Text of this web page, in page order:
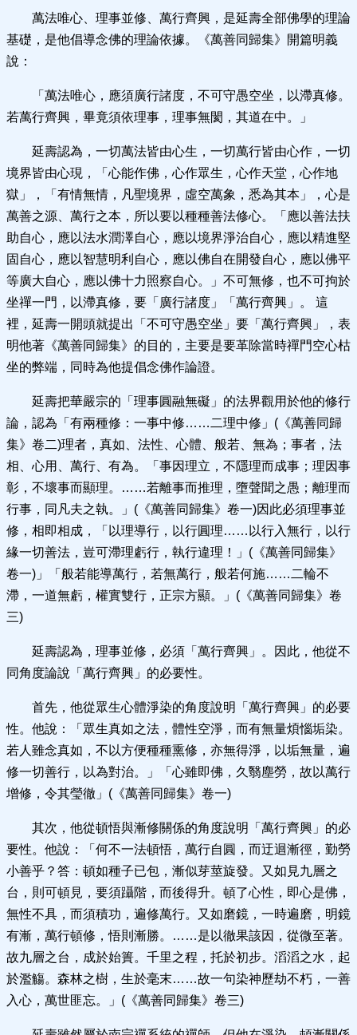
萬法唯心、理事並修、萬行齊興，是延壽全部佛學的理論
基礎，是他倡導念佛的理論依據。《萬善同歸集》開篇明義
說：
「萬法唯心，應須廣行諸度，不可守愚空坐，以滯真修。
若萬行齊興，畢竟須依理事，理事無閡，其道在中。」
延壽認為，一切萬法皆由心生，一切萬行皆由心作，一切
境界皆由心現，「心能作佛，心作眾生，心作天堂，心作地
獄」，「有情無情，凡聖境界，虛空萬象，悉為其本」，心是
萬善之源、萬行之本，所以要以種種善法修心。「應以善法扶
助自心，應以法水潤澤自心，應以境界淨治自心，應以精進堅
固自心，應以智慧明利自心，應以佛自在開發自心，應以佛平
等廣大自心，應以佛十力照察自心。」不可無修，也不可拘於
坐禪一門，以滯真修，要「廣行諸度」「萬行齊興」。 這
裡，延壽一開頭就提出「不可守愚空坐」要「萬行齊興」，表
明他著《萬善同歸集》的目的，主要是要革除當時禪門空心枯
坐的弊端，同時為他提倡念佛作論證。
延壽把華嚴宗的「理事圓融無礙」的法界觀用於他的修行
論，認為「有兩種修：一事中修……二理中修」(《萬善同歸
集》卷二)理者，真如、法性、心體、般若、無為；事者，法
相、心用、萬行、有為。「事因理立，不隱理而成事；理因事
彰，不壞事而顯理。……若離事而推理，墮聲聞之愚；離理而
行事，同凡夫之執。」(《萬善同歸集》卷一)因此必須理事並
修，相即相成，「以理導行，以行圓理……以行入無行，以行
緣一切善法，豈可滯理虧行，執行違理！」(《萬善同歸集》
卷一)」「般若能導萬行，若無萬行，般若何施……二輪不
滯，一道無虧，權實雙行，正宗方顯。」(《萬善同歸集》卷
三)
延壽認為，理事並修，必須「萬行齊興」。因此，他從不
同角度論說「萬行齊興」的必要性。
首先，他從眾生心體淨染的角度說明「萬行齊興」的必要
性。他說：「眾生真如之法，體性空淨，而有無量煩惱垢染。
若人雖念真如，不以方便種種熏修，亦無得淨，以垢無量，遍
修一切善行，以為對治。」「心雖即佛，久翳塵勞，故以萬行
增修，令其瑩徹」(《萬善同歸集》卷一)
其次，他從頓悟與漸修關係的角度說明「萬行齊興」的必
要性。他說：「何不一法頓悟，萬行自圓，而迂迴漸徑，勤勞
小善乎？答：頓如種子已包，漸似芽莖旋發。又如見九層之
台，則可頓見，要須躡階，而後得升。頓了心性，即心是佛，
無性不具，而須積功，遍修萬行。又如磨鏡，一時遍磨，明鏡
有漸，萬行頓修，悟則漸勝。……是以徹果該因，從微至著。
故九層之台，成於始簣。千里之程，托於初步。滔滔之水，起
於濫觴。森林之樹，生於毫末……故一句染神歷劫不朽，一善
入心，萬世匪忘。」(《萬善同歸集》卷三)